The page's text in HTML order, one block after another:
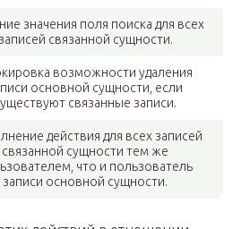
значения поля поиска для всех
записей связанной сущности.
возможности удаления
основной сущности, если
связанные записи.
действия для всех записей
связанной сущности тем же
что и пользователь
записи основной сущности.